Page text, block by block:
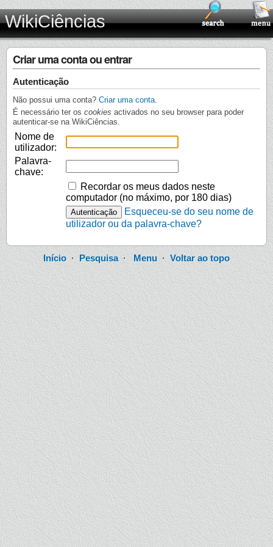
WikiCiências
Criar uma conta ou entrar
Autenticação
Não possui uma conta? Criar uma conta
É necessário ter os cookies activados no seu browser para poder
autenticar-se na WikiCiências.
Nome de
utilizador:
Palavra-
chave:
Recordar os meus dados neste
computador (no máximo, por 180 dias)
Esqueceu-se do seu nome de
utilizador ou da palavra-chave?
Início· Pesquisa·Menu ·Voltar ao topo